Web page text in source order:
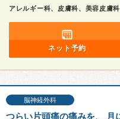
アレルギー科、皮膚科、美容皮膚科
ネット予約
脳神経外科
つらい片頭痛の痛みを、 月